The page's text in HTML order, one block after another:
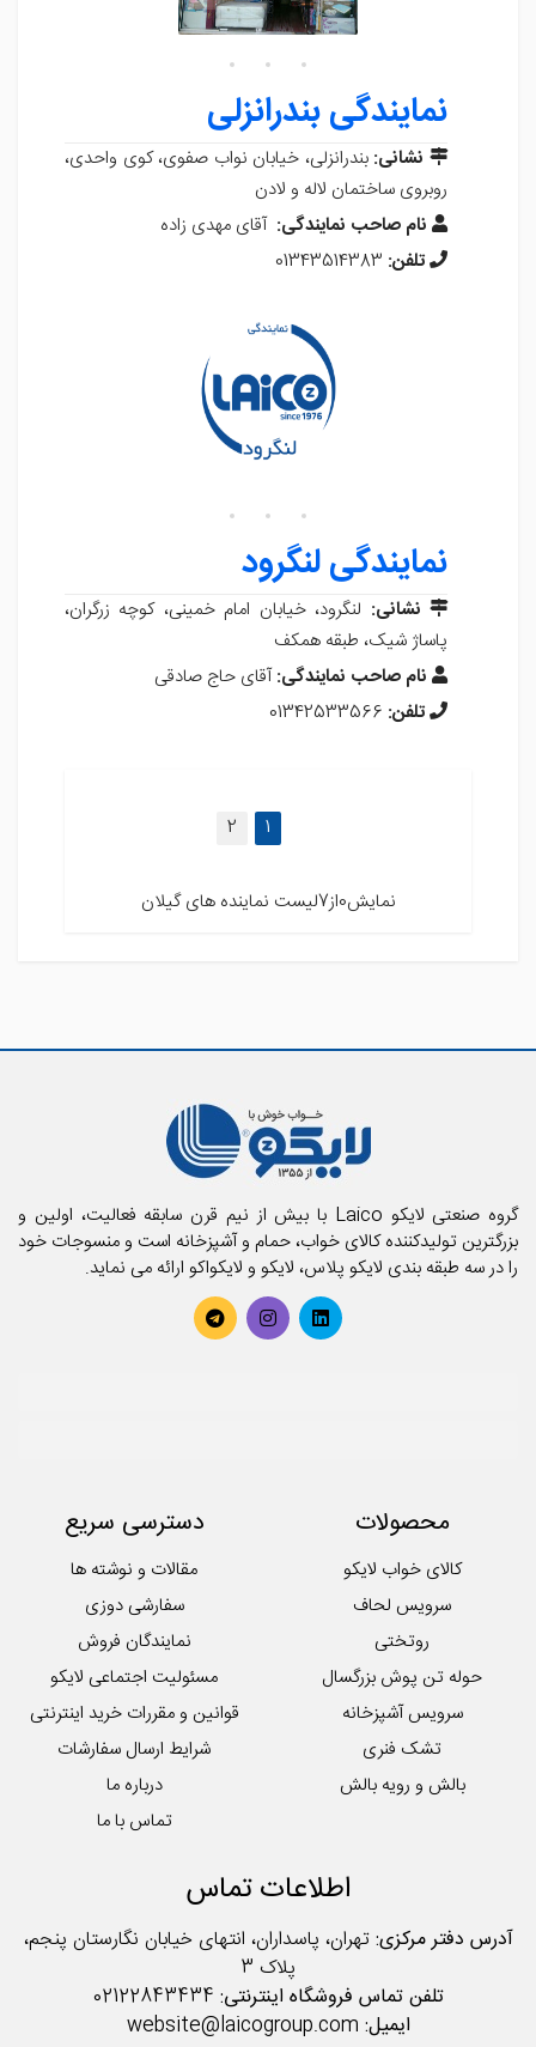
نمایندگی بندرانزلی
نشانی:بندرانزلی، خیابان نواب صفوی، کوی واحدی،
روبروی ساختمان لاله و لادن
نام صاحب نمایندگی: آقای مهدی زاده
تلفن: 01343514383
نمایندگی لنگرود
نشانی: لنگرود، خیابان امام خمینی، کوچه زرگران،
پاساژ شیک، طبقه همکف
نام صاحب نمایندگی:آقای حاج صادقی
تلفن: 01342533566
1
(current)
2
نمایش0از7لیست نماینده های گیلان
گروه صنعتی لایکو Laico با بیش از نیم قرن سابقه فعالیت، اولین و
بزرگترین تولیدکننده کالای خواب، حمام و آشپزخانه است و منسوجات خود
را در سه طبقه بندی لایکو پلاس، لایکو و لایکواکو ارائه می نماید.
محصولات
کالای خواب لایکو
سرویس لحاف
روتختی
حوله تن پوش بزرگسال
سرویس آشپزخانه
تشک فنری
بالش و رویه بالش
دسترسی سریع
مقالات و نوشته ها
سفارشی دوزی
نمایندگان فروش
مسئولیت اجتماعی لایکو
قوانین و مقررات خرید اینترنتی
شرایط ارسال سفارشات
درباره ما
تماس با ما
اطلاعات تماس
آدرس دفتر مرکزی:تهران، پاسداران، انتهای خیابان نگارستان پنجم،
پلاک 3
تلفن تماس فروشگاه اینترنتی:
ایمیل: website@laicogroup.com